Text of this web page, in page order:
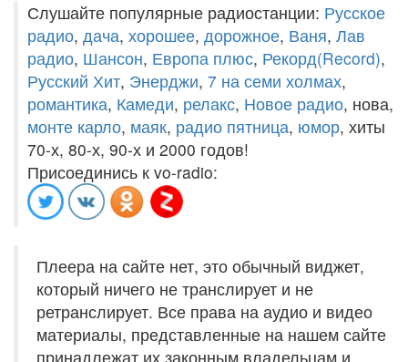
Слушайте популярные радиостанции: Русское
радио, дача, хорошее, дорожное, Ваня, Лав
радио, Шансон, Европа плюс, Рекорд(Record),
Русский Хит, Энерджи, 7 на семи холмах,
романтика, Камеди, релакс, Новое радио, нова,
монте карло, маяк, радио пятница, юмор, хиты
70-х, 80-х, 90-х и 2000 годов!
Присоединись к vo-radio:
Плеера на сайте нет, это обычный виджет,
который ничего не транслирует и не
ретранслирует. Все права на аудио и видео
материалы, представленные на нашем сайте
принадлежат их законным владельцам и